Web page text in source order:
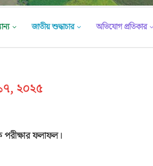
জাতীয় শুদ্ধাচার অভিযোগ প্রতিকার
২০২৫
পরীক্ষার ফলাফল।